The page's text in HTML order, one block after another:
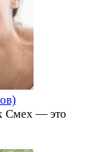
Смех — это